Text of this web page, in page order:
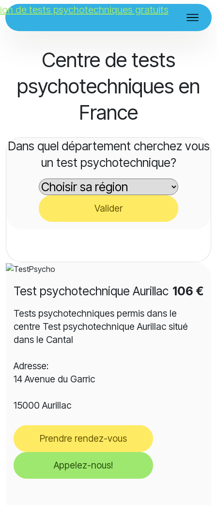
Centre de tests
psychotechniques en
France
Dans quel département cherchez vous
un test psychotechnique?
Valider
Test psychotechnique Aurillac 106 €
Tests psychotechniques permis dans le
centre Test psychotechnique Aurillac situé
dans le Cantal
Adresse:
14 Avenue du Garric
15000 Aurillac
Prendre rendez-vous
Appelez-nous!